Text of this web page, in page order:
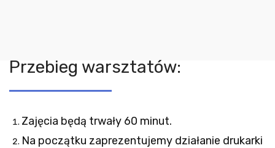
Przebieg warsztatów:
Zajęcia będą trwały 60 minut.
Na początku zaprezentujemy działanie drukarki